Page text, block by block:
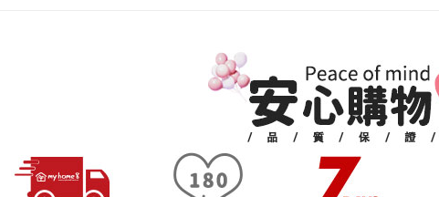
２．關於個人資
https://aftee.tw/
３．未成年的使
「AFTEE先享後
任。
４．使用「
即時審查核予不
結果請求用戶進